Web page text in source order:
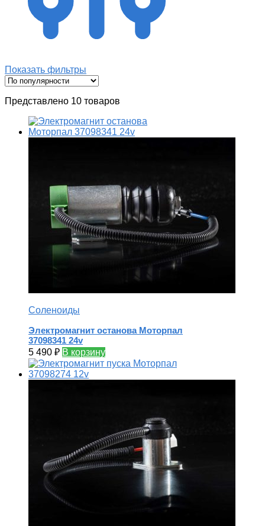
Показать фильтры
Представлено 10 товаров
Соленоиды
Электромагнит останова Моторпал
37098341 24v
5 490 ₽ В корзину